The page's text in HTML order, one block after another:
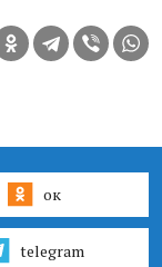
ок
telegram